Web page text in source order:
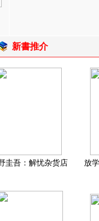
新書推介
圭吾：解忧杂货店 放